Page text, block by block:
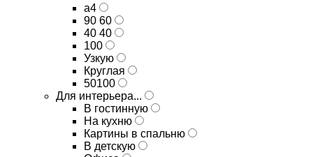
а4
90 60
40 40
100
Узкую
Круглая
50100
Для интерьера...
В гостинную
На кухню
Картины в спальню
В детскую